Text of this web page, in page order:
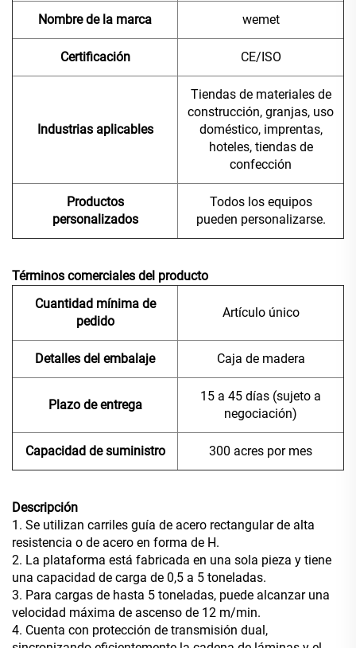
Nombre de la marca wemet
Certificación CE/ISO
Industrias aplicables
Tiendas de materiales de
construcción, granjas, uso
doméstico, imprentas,
hoteles, tiendas de
confección
Productos
personalizados
Todos los equipos
pueden personalizarse.
Términos comerciales del producto
Cuantidad mínima de
pedido
Artículo único
Detalles del embalaje Caja de madera
Plazo de entrega
15 a 45 días (sujeto a
negociación)
Capacidad de suministro 300 acres por mes
Descripción
1. Se utilizan carriles guía de acero rectangular de alta
resistencia o de acero en forma de H.
2. La plataforma está fabricada en una sola pieza y tiene
una capacidad de carga de 0,5 a 5 toneladas.
3. Para cargas de hasta 5 toneladas, puede alcanzar una
velocidad máxima de ascenso de 12 m/min.
4. Cuenta con protección de transmisión dual,